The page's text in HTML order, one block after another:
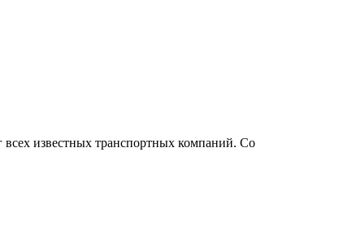
всех известных транспортных компаний. Со